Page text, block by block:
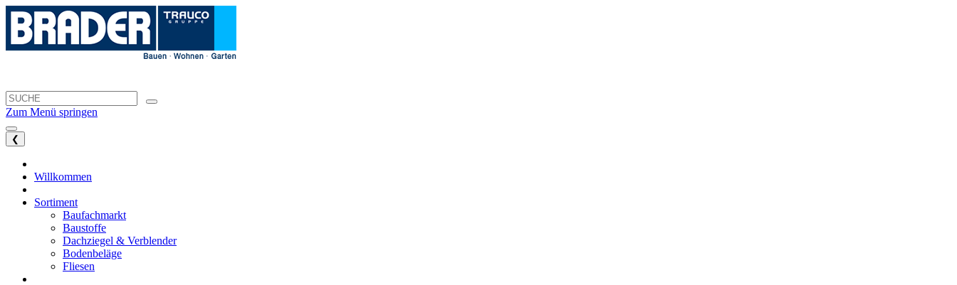
Zum Menü springen
❮
Willkommen
Sortiment
Baufachmarkt
Baustoffe
Dachziegel & Verblender
Bodenbeläge
Fliesen